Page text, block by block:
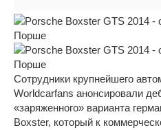
Сотрудники крупнейшего
Worldcarfans анонсировали
«заряженного» варианта
Boxster, который к